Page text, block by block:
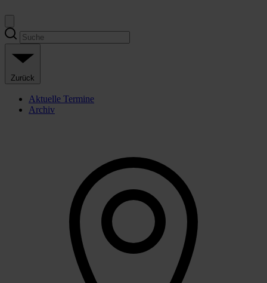
Zurück
Aktuelle Termine
Archiv